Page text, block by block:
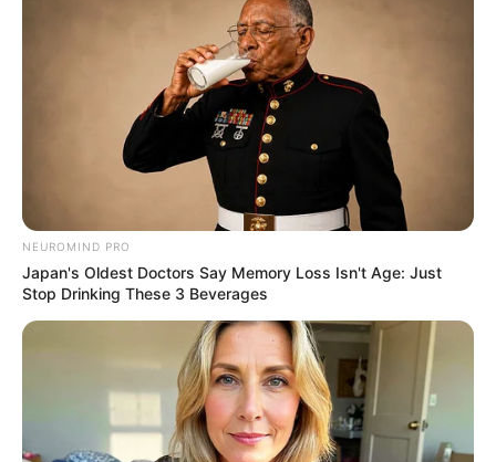
Prefeitura realiza a maior entrega de
motocicletas aos Agentes de Saúde da
história...
Agente de Saúde é indiciada por falsificar
visitas que nunca aconteceram.
Terceiro lote da restituição do IR paga R$
4,61 bilhões para 2,7 milhões de
contribuintes.
Motos e bicicletas para ACS e ACE: veja o
passo a passo para conseguir o benefício.
NEUROMIND PRO
Japan's Oldest Doctors Say Memory Loss Isn't Age: Just
Stop Drinking These 3 Beverages